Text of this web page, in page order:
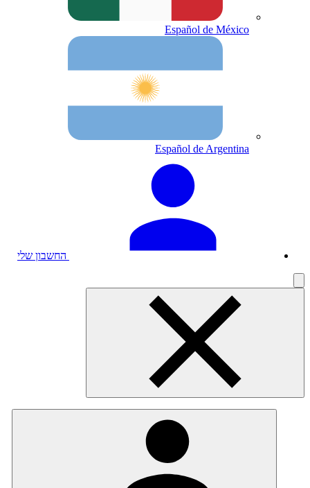
Español de México
Español de Argentina
החשבון שלי